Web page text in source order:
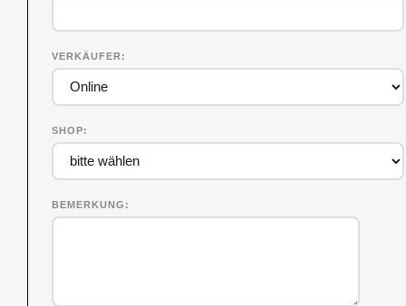
VERKÄUFER
SHOP
BEMERKUNG